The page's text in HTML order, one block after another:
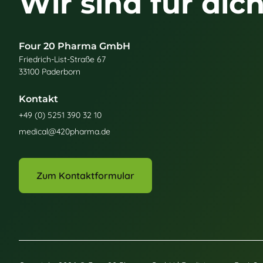
Four 20 Pharma GmbH
Friedrich-List-Straße 67
33100 Paderborn
Kontakt
+49 (0) 5251 390 32 10
medical@420pharma.de
Zum Kontaktformular